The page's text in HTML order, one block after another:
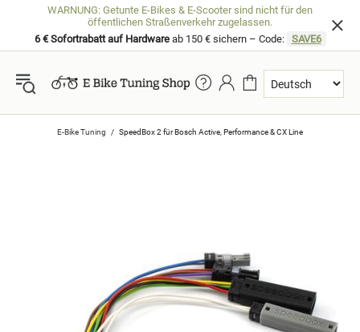
WARNUNG: Getunte E-Bikes & E-Scooter sind nicht für den
öffentlichen Straßenverkehr zugelassen.
6 € Sofortrabatt auf Hardwareab 150 € sichern – Code: SAVE6
E-Bike Tuning SpeedBox 2 für Bosch Active, Performance & CX Line